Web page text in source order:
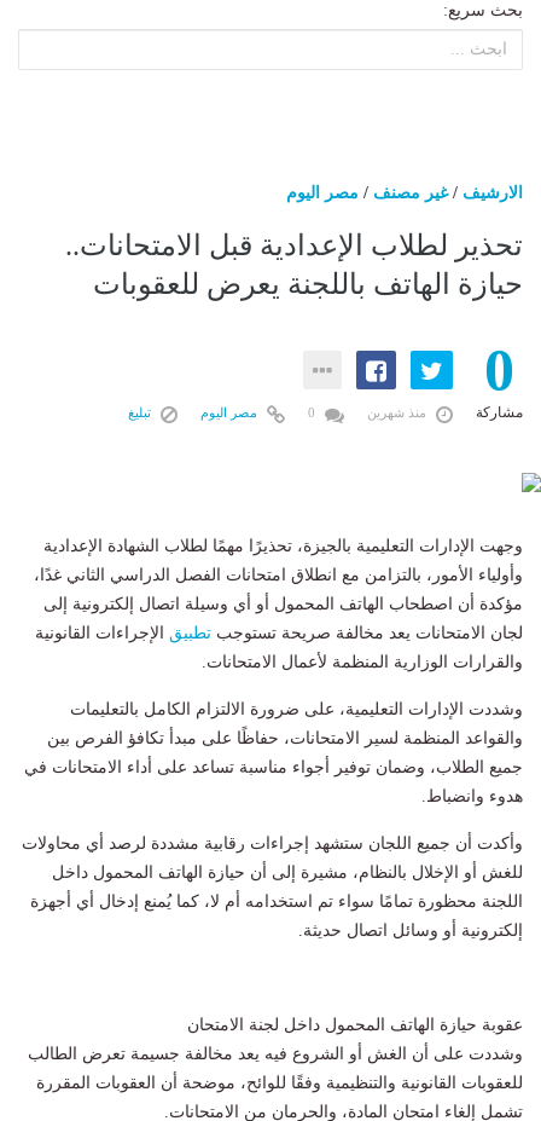
بحث سريع:
الارشيف /غير مصنف / مصر اليوم
تحذير لطلاب الإعدادية قبل الامتحانات..
حيازة الهاتف باللجنة يعرض للعقوبات
0
مشاركة منذ شهرين مصر اليوم تبليغ
وجهت الإدارات التعليمية بالجيزة، تحذيرًا مهمًا لطلاب الشهادة الإعدادية
وأولياء الأمور، بالتزامن مع انطلاق امتحانات الفصل الدراسي الثاني غدًا،
مؤكدة أن اصطحاب الهاتف المحمول أو أي وسيلة اتصال إلكترونية إلى
لجان الامتحانات يعد مخالفة صريحة تستوجب تطبيق الإجراءات القانونية
والقرارات الوزارية المنظمة لأعمال الامتحانات.
وشددت الإدارات التعليمية، على ضرورة الالتزام الكامل بالتعليمات
والقواعد المنظمة لسير الامتحانات، حفاظًا على مبدأ تكافؤ الفرص بين
جميع الطلاب، وضمان توفير أجواء مناسبة تساعد على أداء الامتحانات في
هدوء وانضباط.
وأكدت أن جميع اللجان ستشهد إجراءات رقابية مشددة لرصد أي محاولات
للغش أو الإخلال بالنظام، مشيرة إلى أن حيازة الهاتف المحمول داخل
اللجنة محظورة تمامًا سواء تم استخدامه أم لا، كما يُمنع إدخال أي أجهزة
إلكترونية أو وسائل اتصال حديثة.
عقوبة حيازة الهاتف المحمول داخل لجنة الامتحان
وشددت على أن الغش أو الشروع فيه يعد مخالفة جسيمة تعرض الطالب
للعقوبات القانونية والتنظيمية وفقًا للوائح، موضحة أن العقوبات المقررة
تشمل إلغاء امتحان المادة، والحرمان من الامتحانات.